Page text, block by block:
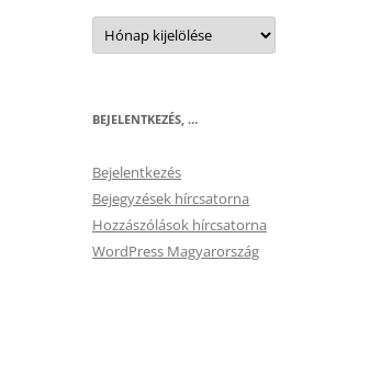
Archívum
BEJELENTKEZÉS, …
Bejelentkezés
Bejegyzések hírcsatorna
Hozzászólások hírcsatorna
WordPress Magyarország